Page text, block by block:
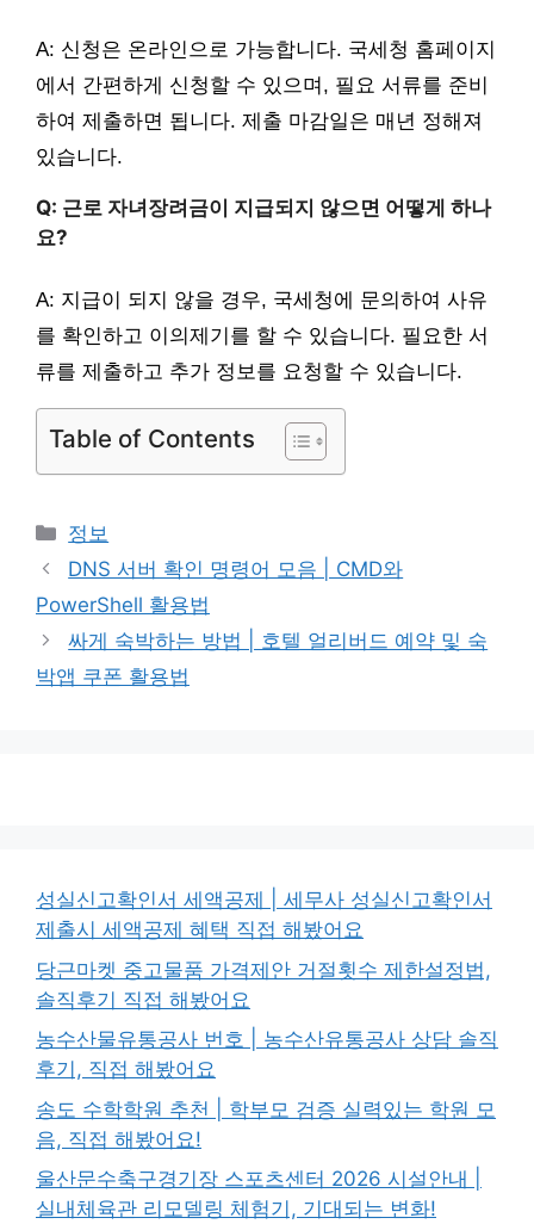
A: 신청은 온라인으로 가능합니다. 국세청 홈페이지
에서 간편하게 신청할 수 있으며, 필요 서류를 준비
하여 제출하면 됩니다. 제출 마감일은 매년 정해져
있습니다.
Q: 근로 자녀장려금이 지급되지 않으면 어떻게 하나
요?
A: 지급이 되지 않을 경우, 국세청에 문의하여 사유
를 확인하고 이의제기를 할 수 있습니다. 필요한 서
류를 제출하고 추가 정보를 요청할 수 있습니다.
Table of Contents
카
테
리
정보
DNS 서버 확인 명령어 모음 | CMD와
PowerShell 활용법
싸게 숙박하는 방법 | 호텔 얼리버드 예약 및 숙
박앱 쿠폰 활용법
성실신고확인서 세액공제 | 세무사 성실신고확인서
제출시 세액공제 혜택 직접 해봤어요
당근마켓 중고물품 가격제안 거절횟수 제한설정법,
솔직후기 직접 해봤어요
농수산물유통공사 번호 | 농수산유통공사 상담 솔직
후기, 직접 해봤어요
송도 수학학원 추천 | 학부모 검증 실력있는 학원 모
음, 직접 해봤어요!
울산문수축구경기장 스포츠센터 2026 시설안내 |
실내체육관 리모델링 체험기, 기대되는 변화!